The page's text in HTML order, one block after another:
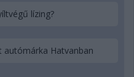
lízing?
autómárka Hatvanban